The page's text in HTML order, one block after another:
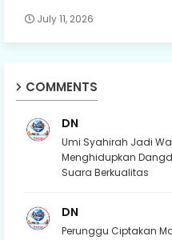
July 11, 2026
COMMENTS
DN
Umi Syahirah Jadi
Menghidupkan
Suara Berkualitas
DN
Perunggu Ciptakan